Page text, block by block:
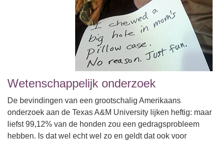
Wetenschappelijk onderzoek
De bevindingen van een grootschalig Amerikaans
onderzoek aan de Texas A&M University lijken heftig: maar
liefst 99,12% van de honden zou een gedragsprobleem
hebben. Is dat wel echt wel zo en geldt dat ook voor